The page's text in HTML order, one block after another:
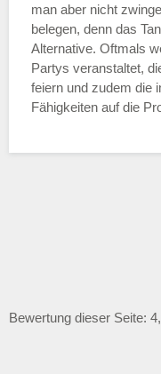
man aber nicht
belegen, denn das
Alternative. Oftmals
Partys veranstaltet,
feiern und zudem die
Fähigkeiten auf die
Bewertung dieser Seite: